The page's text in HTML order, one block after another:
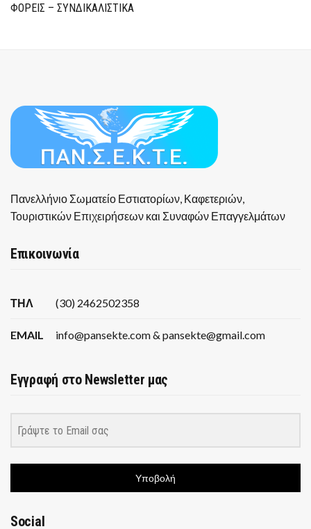
ΦΟΡΕΙΣ – ΣΥΝΔΙΚΑΛΙΣΤΙΚΑ
Πανελλήνιο Σωματείο Εστιατορίων, Καφετεριών,
Τουριστικών Επιχειρήσεων και Συναφών Επαγγελμάτων
Επικοινωνία
ΤΗΛ (30) 2462502358
EMAIL info@pansekte.com & pansekte@gmail.com
Εγγραφή στο Newsletter μας
Υποβολή
Social